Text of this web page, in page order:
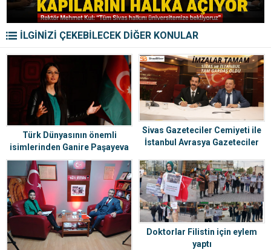
İLGİNİZİ ÇEKEBİLECEK DİĞER KONULAR
Türk Dünyasının önemli
isimlerinden Ganire Paşayeva
hayatını kaybetti
Sivas Gazeteciler Cemiyeti ile
İstanbul Avrasya Gazeteciler
cemiyet’ protokolü imzalandı.
Doktorlar Filistin için eylem
yaptı